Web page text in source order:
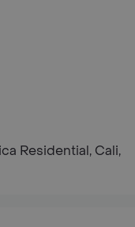
Residential, Cali,